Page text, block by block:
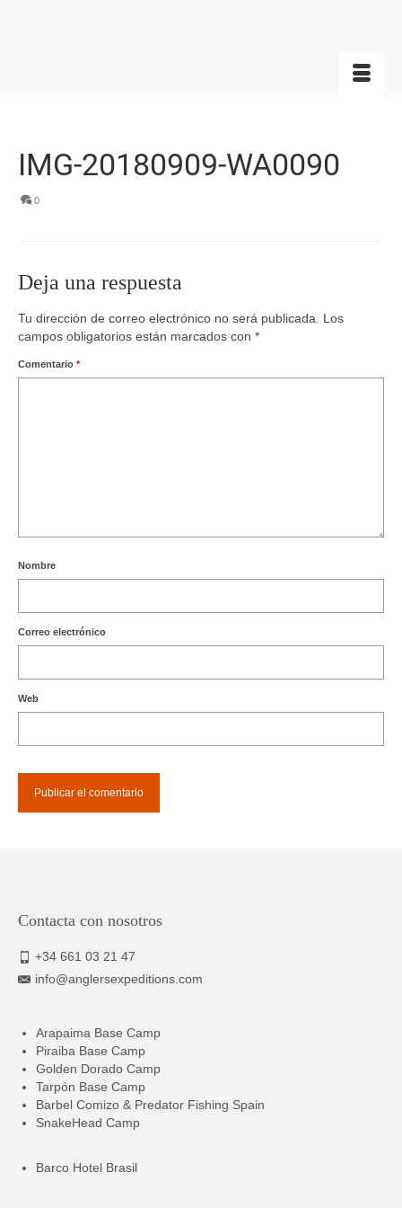
IMG-20180909-WA0090
0
Deja una respuesta
Tu dirección de correo electrónico no será publicada.
Los
campos obligatorios están marcados con *
Comentario *
Nombre
Correo electrónico
Web
Contacta con nosotros
+34 661 03 21 47
info@anglersexpeditions.com
Arapaima Base Camp
Piraiba Base Camp
Golden Dorado Camp
Tarpón Base Camp
Barbel Comizo & Predator Fishing Spain
SnakeHead Camp
Barco Hotel Brasil